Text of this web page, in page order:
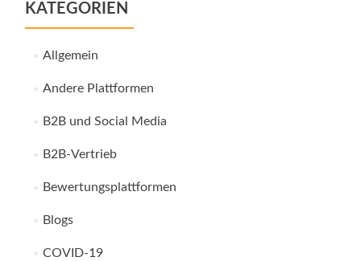
KATEGORIEN
Allgemein
Andere Plattformen
B2B und Social Media
B2B-Vertrieb
Bewertungsplattformen
Blogs
COVID-19